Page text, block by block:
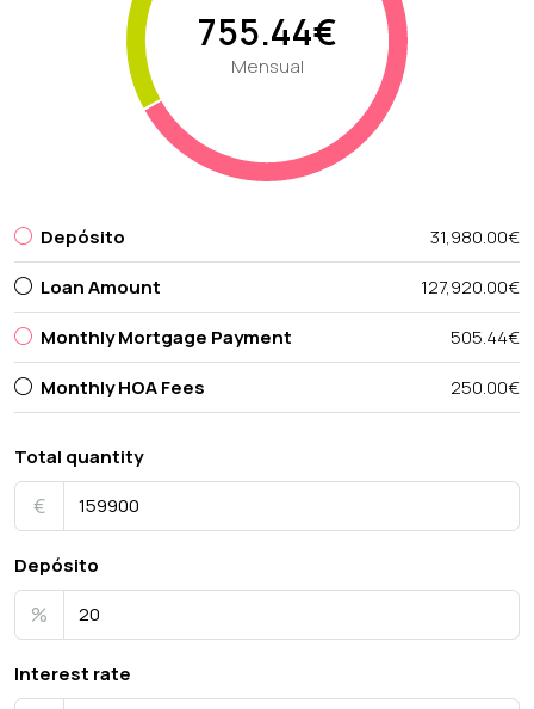
755.44€
Mensual
Depósito
31,980.00€
Loan Amount
127,920.00€
Monthly Mortgage Payment
505.44€
Monthly HOA Fees
250.00€
Total quantity
€
Depósito
%
Interest rate